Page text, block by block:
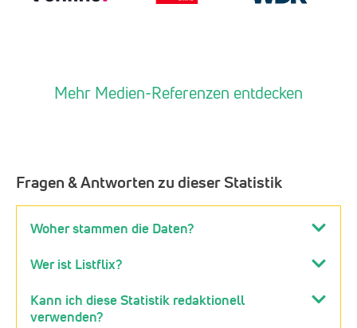
Mehr Medien-Referenzen entdecken
Fragen & Antworten zu dieser Statistik
Woher stammen die Daten?
Wer ist Listflix?
Kann ich diese Statistik redaktionell
verwenden?